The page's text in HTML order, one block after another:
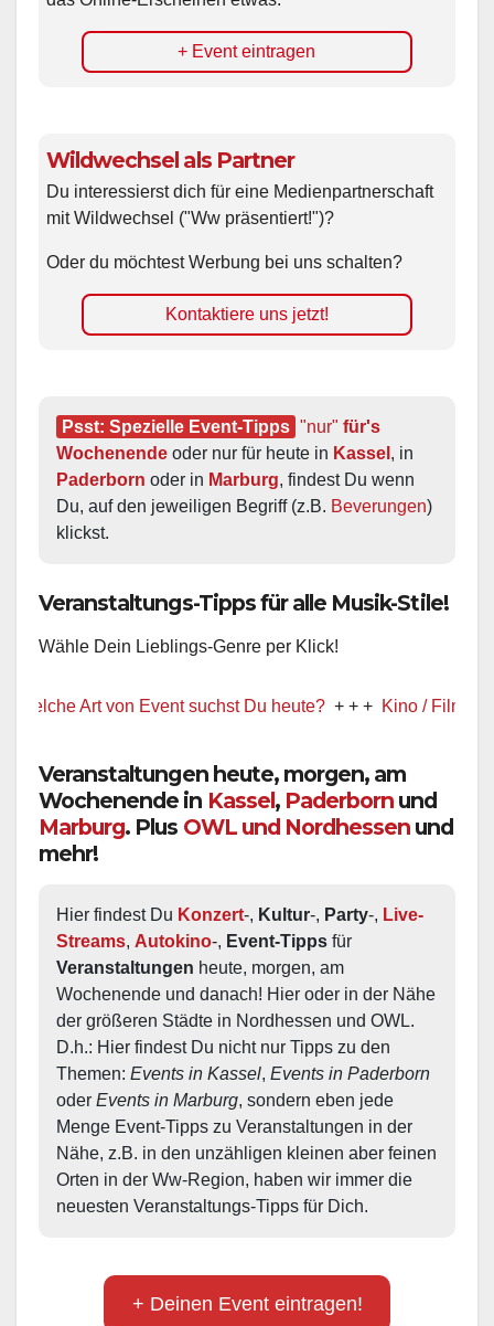
+ Event eintragen
Wildwechsel als Partner
Du interessierst dich für eine Medienpartnerschaft
mit Wildwechsel ("Ww präsentiert!")?
Oder du möchtest Werbung bei uns schalten?
Kontaktiere uns jetzt!
Psst: Spezielle Event-Tipps "nur" für's
Wochenende oder nur für heute in Kassel
Paderborn oder in Marburg, findest Du wenn
Du, auf den jeweiligen Begriff (z.B. Beverungen)
klickst.
Veranstaltungs-Tipps für alle Musik-Stile!
Wähle Dein Lieblings-Genre per Klick!
Art von Event suchst Du heute? + + + Kino / Film + + +
Veranstaltungen heute, morgen, am
Wochenende in Kassel , Paderborn und
Marburg. Plus OWL und Nordhessen und
mehr!
Hier findest Du Konzert-, Kultur-, Party-, Live-
Streams, Autokino-, Event-Tipps
Veranstaltungen heute, morgen, am
Wochenende und danach! Hier oder in der Nähe
der größeren Städte in Nordhessen und OWL.
D.h.: Hier findest Du nicht nur Tipps zu den
Themen: Events in Kassel, Events in Paderborn
oder Events in Marburg, sondern eben jede
Menge Event-Tipps zu Veranstaltungen in der
Nähe, z.B. in den unzähligen kleinen aber feinen
Orten in der Ww-Region, haben wir immer die
neuesten Veranstaltungs-Tipps für Dich.
+ Deinen Event eintragen!